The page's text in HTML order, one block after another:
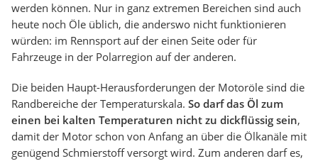
werden können. Nur in ganz extremen Bereichen sind auch
heute noch Öle üblich, die anderswo nicht funktionieren
würden: im Rennsport auf der einen Seite oder für
Fahrzeuge in der Polarregion auf der anderen.
Die beiden Haupt-Herausforderungen der Motoröle sind die
Randbereiche der Temperaturskala. So darf das Öl zum
einen bei kalten Temperaturen nicht zu dickflüssig sein,
damit der Motor schon von Anfang an über die Ölkanäle mit
genügend Schmierstoff versorgt wird. Zum anderen darf es,